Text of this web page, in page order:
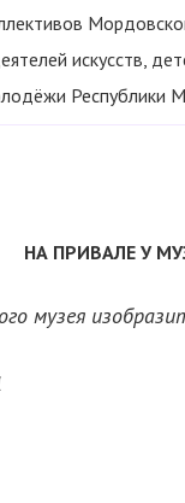
искусств,
Республики
НА ПРИВАЛЕ У
музея